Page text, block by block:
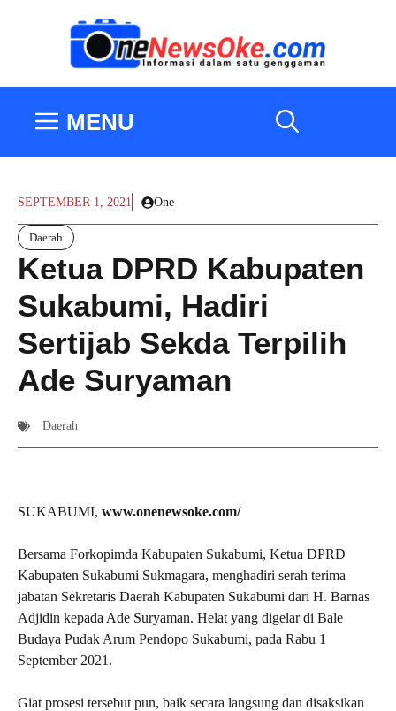
MENU
SEPTEMBER 1, 2021 One
Daerah
Ketua DPRD Kabupaten
Sukabumi, Hadiri
Sertijab Sekda Terpilih
Ade Suryaman
Daerah
SUKABUMI, www.onenewsoke.com/
Bersama Forkopimda Kabupaten Sukabumi, Ketua DPRD
Kabupaten Sukabumi Sukmagara, menghadiri serah terima
jabatan Sekretaris Daerah Kabupaten Sukabumi dari H. Barnas
Adjidin kepada Ade Suryaman. Helat yang digelar di Bale
Budaya Pudak Arum Pendopo Sukabumi, pada Rabu 1
September 2021.
Giat prosesi tersebut pun, baik secara langsung dan disaksikan